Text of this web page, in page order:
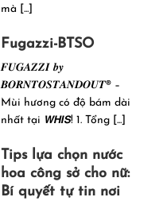
mà [...]
Fugazzi-BTSO
𝑭𝑼𝑮𝑨𝒁𝒁𝑰 𝒃𝒚
𝑩𝑶𝑹𝑵𝑻𝑶𝑺𝑻𝑨𝑵𝑫𝑶𝑼𝑻® –
Mùi hương có độ bám dài
nhất tại 𝙒𝙃𝙄𝙎! 1. Tổng [...]
Tips lựa chọn nước
hoa công sở cho nữ:
Bí quyết tự tin nơi